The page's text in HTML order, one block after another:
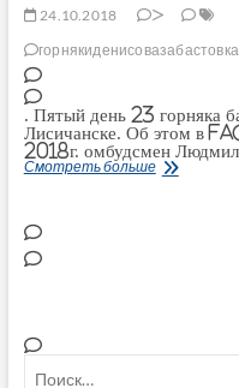
24.10.2018 >
горнякиденисовазабастовка
. Пятый день 23 горняка
Лисичанске. Об этом в
2018г. омбудсмен
Смотреть большеОмбудсмен
заявила,
медосмотр